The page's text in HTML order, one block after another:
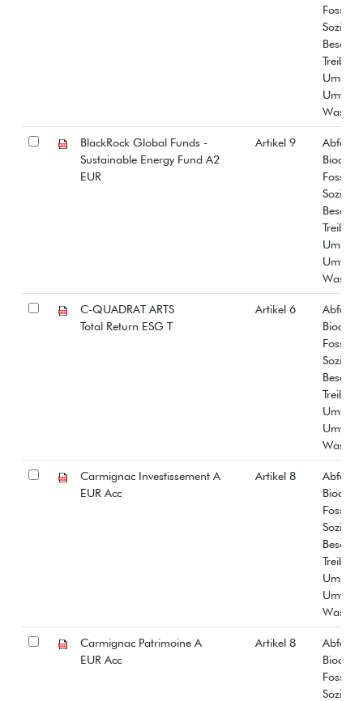
Fossiles
Umwelt
Wasser
BlackRock Global Funds -
Sustainable Energy Fund A2
EUR
Artikel 9
Abfall
Fossiles
Umwelt
Wasser
C-QUADRAT ARTS
Total Return ESG T
Artikel 6
Abfall
Fossiles
Umwelt
Wasser
Carmignac Investissement A
EUR Acc
Artikel 8
Abfall
Fossiles
Umwelt
Wasser
Carmignac Patrimoine A
EUR Acc
Artikel 8
Abfall
Fossiles